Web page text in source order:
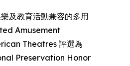
及教育活動兼容的多用
Amusement
Theatres 評選為
Preservation Honor